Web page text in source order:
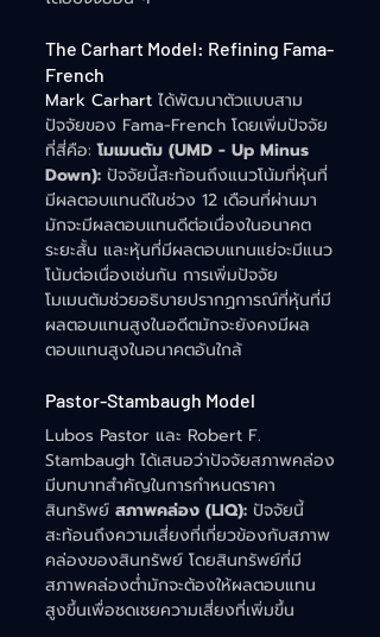
The Carhart Model: Refining Fama-
French
Mark Carhart ได้พัฒนาตัวแบบสาม
ปัจจัยของ Fama-French โดยเพิ่มปัจจัย
ที่สี่คือ: โมเมนตัม (UMD - Up Minus
Down): ปัจจัยนี้สะท้อนถึงแนวโน้มที่หุ้นที่
มีผลตอบแทนดีในช่วง 12 เดือนที่ผ่านมา
มักจะมีผลตอบแทนดีต่อเนื่องในอนาคต
ระยะสั้น และหุ้นที่มีผลตอบแทนแย่จะมีแนว
โน้มต่อเนื่องเช่นกัน การเพิ่มปัจจัย
โมเมนตัมช่วยอธิบายปรากฏการณ์ที่หุ้นที่มี
ผลตอบแทนสูงในอดีตมักจะยังคงมีผล
ตอบแทนสูงในอนาคตอันใกล้
Pastor-Stambaugh Model
Lubos Pastor และ Robert F.
Stambaugh ได้เสนอว่าปัจจัยสภาพคล่อง
มีบทบาทสำคัญในการกำหนดราคา
สินทรัพย์ สภาพคล่อง (LIQ): ปัจจัยนี้
สะท้อนถึงความเสี่ยงที่เกี่ยวข้องกับสภาพ
คล่องของสินทรัพย์ โดยสินทรัพย์ที่มี
สภาพคล่องต่ำมักจะต้องให้ผลตอบแทน
สูงขึ้นเพื่อชดเชยความเสี่ยงที่เพิ่มขึ้น